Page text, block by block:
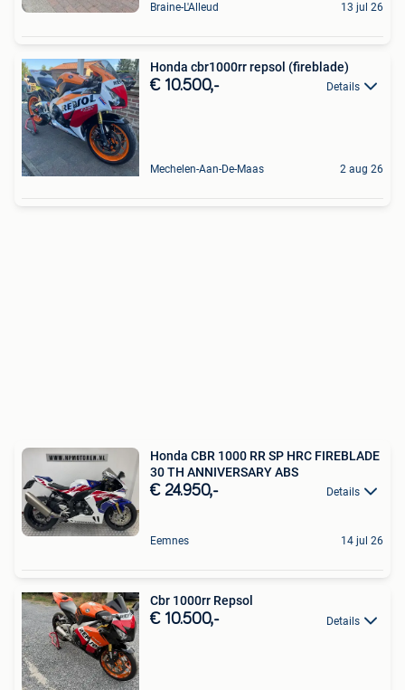
Braine-L'Alleud 13 jul 26
Honda cbr1000rr repsol (fireblade)
€ 10.500,- Details
Mechelen-Aan-De-Maas 2 aug 26
Honda CBR 1000 RR SP HRC FIREBLADE
30 TH ANNIVERSARY ABS
€ 24.950,- Details
Eemnes 14 jul 26
Cbr 1000rr Repsol
€ 10.500,- Details